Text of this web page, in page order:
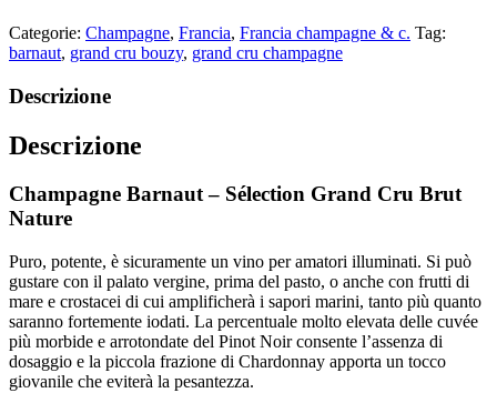
Categorie: Champagne, Francia, Francia champagne & c. Tag:
barnaut, grand cru bouzy, grand cru champagne
Descrizione
Descrizione
Champagne Barnaut – Sélection Grand Cru Brut
Nature
Puro, potente, è sicuramente un vino per amatori illuminati. Si può
gustare con il palato vergine, prima del pasto, o anche con frutti di
mare e crostacei di cui amplificherà i sapori marini, tanto più quanto
saranno fortemente iodati. La percentuale molto elevata delle cuvée
più morbide e arrotondate del Pinot Noir consente l’assenza di
dosaggio e la piccola frazione di Chardonnay apporta un tocco
giovanile che eviterà la pesantezza.